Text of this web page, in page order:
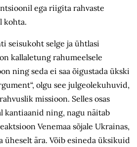
ega riigita rahvaste
kohta.
seisukoht selge ja ühtlasi
kallaletung rahumeelsele
ning seda ei saa õigustada ükski
olgu see julgeolekuhuvid,
missioon. Selles osas
kantiaanid ning, nagu näitab
Venemaa sõjale Ukrainas,
üheselt ära. Võib esineda üksikuid